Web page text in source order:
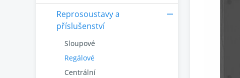
Reprosoustavy a
příslušenství
Sloupové
Regálové
Centrální